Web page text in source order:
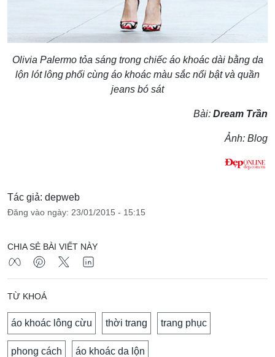
Olivia Palermo tỏa sáng trong chiếc áo khoác dài bằng da
lộn lót lông phối cùng áo khoác màu sắc nổi bật và quần
jeans bó sát
Bài: Dream Trần
Ảnh: Blog
Tác giả: depweb
Đăng vào ngày: 23/01/2015 - 15:15
CHIA SẺ BÀI VIẾT NÀY
TỪ KHOÁ
áo khoác lông cừu thời trang trang phục
phong cách áo khoác da lộn